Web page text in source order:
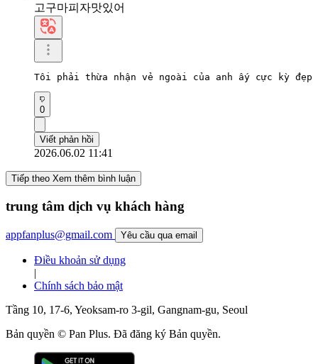
고구마피자맛있어
Tôi phải thừa nhận vẻ ngoài của anh ấy cực kỳ
0
Viết phản hồi
2026.06.02 11:41
Tiếp theo Xem thêm bình luận
trung tâm dịch vụ khách hàng
appfanplus@gmail.com Yêu cầu qua email
Điều khoản sử dụng
|
Chính sách bảo mật
Tầng 10, 17-6, Yeoksam-ro 3-gil, Gangnam-gu, Seoul
Bản quyền © Pan Plus. Đã đăng ký Bản quyền.